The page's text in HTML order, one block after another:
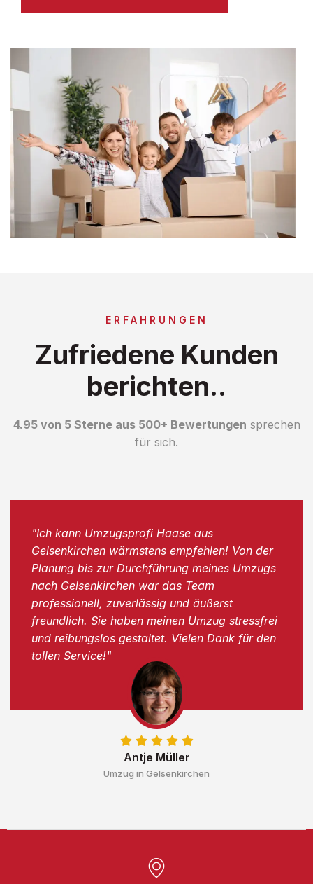
ERFAHRUNGEN
Zufriedene Kunden
berichten..
4.95 von 5 Sterne aus 500+ Bewertungen sprechen
für sich.
Antje Müller
Umzug in Gelsenkirchen
"Ich kann Umzugsprofi Haase aus
Gelsenkirchen wärmstens empfehlen! Von der
Planung bis zur Durchführung meines Umzugs
nach Gelsenkirchen war das Team
professionell, zuverlässig und äußerst
freundlich. Sie haben meinen Umzug stressfrei
und reibungslos gestaltet. Vielen Dank für den
tollen Service!"